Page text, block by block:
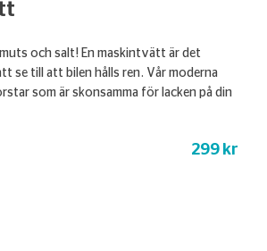
och salt! En maskintvätt är det
se till att bilen hålls ren. Vår moderna
som är skonsamma för lacken på din
299 kr